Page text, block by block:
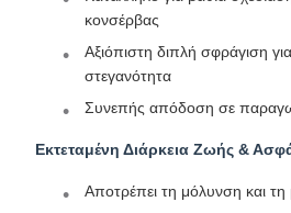
κονσέρβας
Αξιόπιστη διπλή σφράγιση
στεγανότητα
Συνεπής απόδοση σε
Εκτεταμένη Διάρκεια Ζωής &
Αποτρέπει τη μόλυνση και τη